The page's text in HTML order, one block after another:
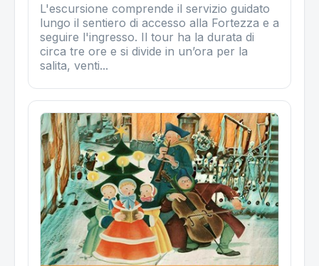
L'escursione comprende il servizio guidato
lungo il sentiero di accesso alla Fortezza e a
seguire l'ingresso. Il tour ha la durata di
circa tre ore e si divide in un’ora per la
salita, venti...